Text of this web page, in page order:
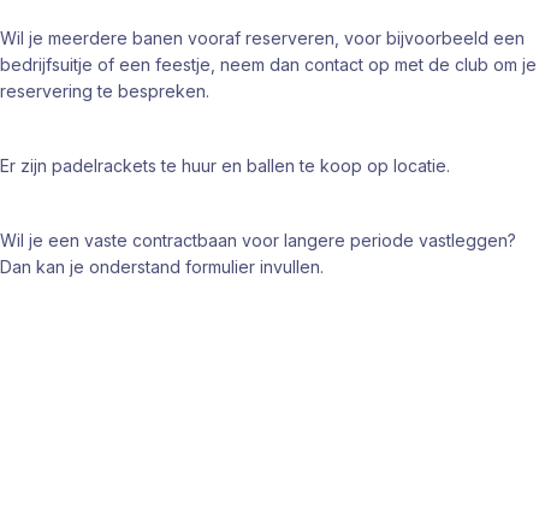
Wil je meerdere banen vooraf reserveren, voor bijvoorbeeld een
bedrijfsuitje of een feestje, neem dan contact op met de club om je
reservering te bespreken.
Er zijn padelrackets te huur en ballen te koop op locatie.
Wil je een vaste contractbaan voor langere periode vastleggen?
Dan kan je onderstand formulier invullen.